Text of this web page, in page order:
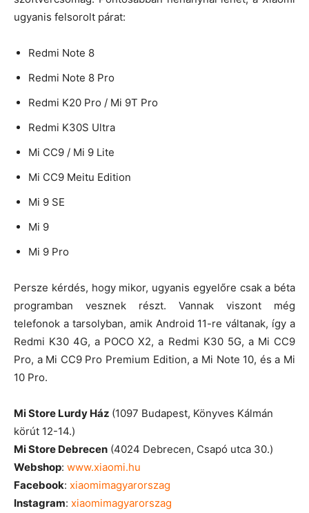
ugyanis felsorolt párat:
Redmi Note 8
Redmi Note 8 Pro
Redmi K20 Pro / Mi 9T Pro
Redmi K30S Ultra
Mi CC9 / Mi 9 Lite
Mi CC9 Meitu Edition
Mi 9 SE
Mi 9
Mi 9 Pro
Persze kérdés, hogy mikor, ugyanis egyelőre csak a béta
programban vesznek részt. Vannak viszont még
telefonok a tarsolyban, amik Android 11-re váltanak, így a
Redmi K30 4G, a POCO X2, a Redmi K30 5G, a Mi CC9
Pro, a Mi CC9 Pro Premium Edition, a Mi Note 10, és a Mi
10 Pro.
Mi Store Lurdy Ház (1097 Budapest, Könyves Kálmán
körút 12-14.)
Mi Store Debrecen (4024 Debrecen, Csapó utca 30.)
Webshop: www.xiaomi.hu
Facebook: xiaomimagyarorszag
Instagram: xiaomimagyarorszag